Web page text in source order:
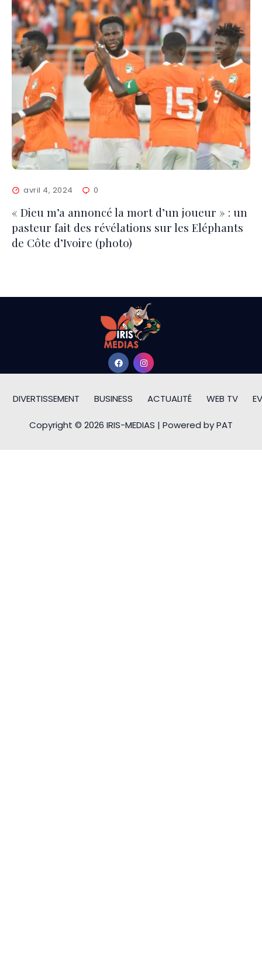
avril 4, 2024 0
« Dieu m’a annoncé la m0rt d’un joueur » : un
pasteur fait des révélations sur les Eléphants
de Côte d’Ivoire (photo)
DIVERTISSEMENT BUSINESS ACTUALITÉ WEB TV
Copyright © 2026 IRIS-MEDIAS | Powered by PAT